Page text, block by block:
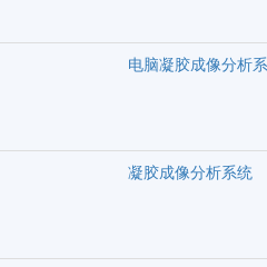
电脑凝胶成像分析
凝胶成像分析系统